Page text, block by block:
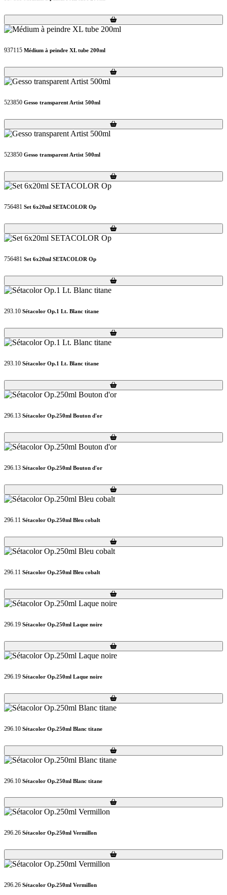
Loading...
Loading...
937115 Médium à peindre XL tube 200ml
Loading...
Loading...
523850 Gesso transparent Artist 500ml
Loading...
Loading...
523850 Gesso transparent Artist 500ml
Loading...
Loading...
756481 Set 6x20ml SETACOLOR Op
Loading...
Loading...
756481 Set 6x20ml SETACOLOR Op
Loading...
Loading...
293.10 Sétacolor Op.1 Lt. Blanc titane
Loading...
Loading...
293.10 Sétacolor Op.1 Lt. Blanc titane
Loading...
Loading...
296.13 Sétacolor Op.250ml Bouton d'or
Loading...
Loading...
296.13 Sétacolor Op.250ml Bouton d'or
Loading...
Loading...
296.11 Sétacolor Op.250ml Bleu cobalt
Loading...
Loading...
296.11 Sétacolor Op.250ml Bleu cobalt
Loading...
Loading...
296.19 Sétacolor Op.250ml Laque noire
Loading...
Loading...
296.19 Sétacolor Op.250ml Laque noire
Loading...
Loading...
296.10 Sétacolor Op.250ml Blanc titane
Loading...
Loading...
296.10 Sétacolor Op.250ml Blanc titane
Loading...
Loading...
296.26 Sétacolor Op.250ml Vermillon
Loading...
Loading...
296.26 Sétacolor Op.250ml Vermillon